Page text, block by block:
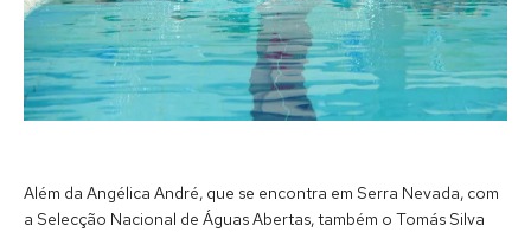
Além da Angélica André, que se encontra em Serra Nevada, com
a Selecção Nacional de Águas Abertas, também o Tomás Silva